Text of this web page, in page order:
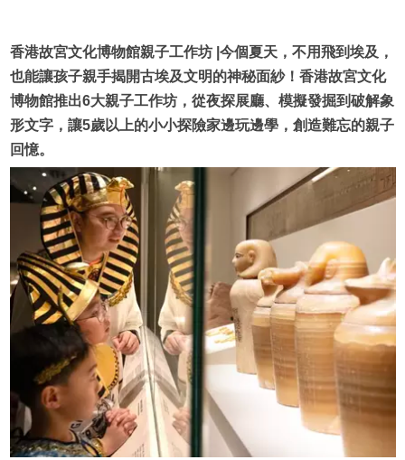
香港故宮文化博物館親子工作坊 |今個夏天，不用飛到埃及，
也能讓孩子親手揭開古埃及文明的神秘面紗！香港故宮文化
博物館推出6大親子工作坊，從夜探展廳、模擬發掘到破解象
形文字，讓5歲以上的小小探險家邊玩邊學，創造難忘的親子
回憶。